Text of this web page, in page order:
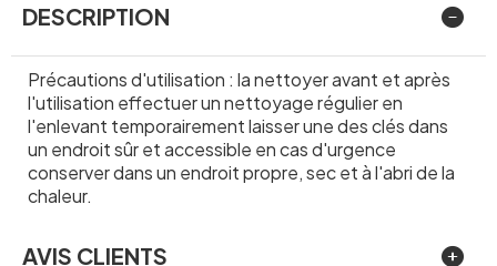
DESCRIPTION
Précautions d'utilisation : la nettoyer avant et après
l'utilisation effectuer un nettoyage régulier en
l'enlevant temporairement laisser une des clés dans
un endroit sûr et accessible en cas d'urgence
conserver dans un endroit propre, sec et à l'abri de la
chaleur.
AVIS CLIENTS